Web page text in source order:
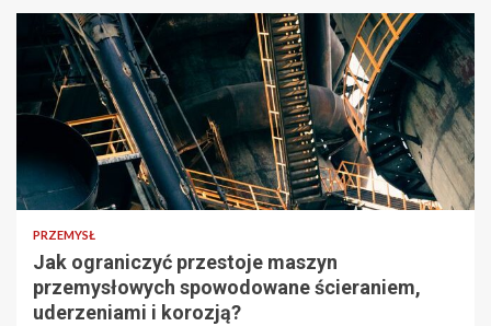
PRZEMYSŁ
Jak ograniczyć przestoje maszyn
przemysłowych spowodowane ścieraniem,
uderzeniami i korozją?